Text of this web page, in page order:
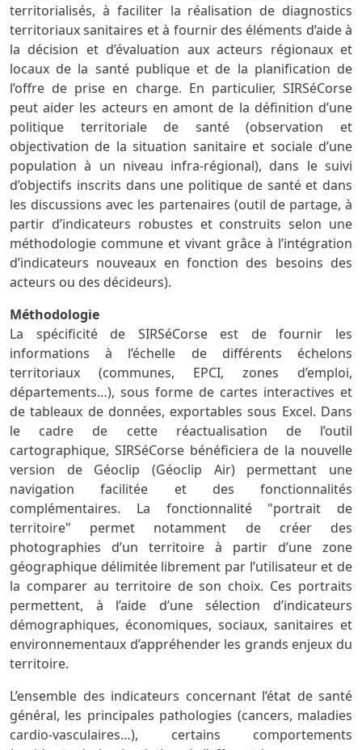
territorialisés, à faciliter la réalisation de diagnostics
territoriaux sanitaires et à fournir des éléments d’aide à
la décision et d’évaluation aux acteurs régionaux et
locaux de la santé publique et de la planification de
l’offre de prise en charge. En particulier, SIRSéCorse
peut aider les acteurs en amont de la définition d’une
politique territoriale de santé (observation et
objectivation de la situation sanitaire et sociale d’une
population à un niveau infra-régional), dans le suivi
d’objectifs inscrits dans une politique de santé et dans
les discussions avec les partenaires (outil de partage, à
partir d’indicateurs robustes et construits selon une
méthodologie commune et vivant grâce à l’intégration
d’indicateurs nouveaux en fonction des besoins des
acteurs ou des décideurs).
Méthodologie
La spécificité de SIRSéCorse est de fournir les
informations à l’échelle de différents échelons
territoriaux (communes, EPCI, zones d’emploi,
départements…), sous forme de cartes interactives et
de tableaux de données, exportables sous Excel. Dans
le cadre de cette réactualisation de l’outil
cartographique, SIRSéCorse bénéficiera de la nouvelle
version de Géoclip (Géoclip Air) permettant une
navigation facilitée et des fonctionnalités
complémentaires. La fonctionnalité "portrait de
territoire" permet notamment de créer des
photographies d’un territoire à partir d’une zone
géographique délimitée librement par l’utilisateur et de
la comparer au territoire de son choix. Ces portraits
permettent, à l’aide d’une sélection d’indicateurs
démographiques, économiques, sociaux, sanitaires et
environnementaux d’appréhender les grands enjeux du
territoire.
L’ensemble des indicateurs concernant l’état de santé
général, les principales pathologies (cancers, maladies
cardio-vasculaires…), certains comportements